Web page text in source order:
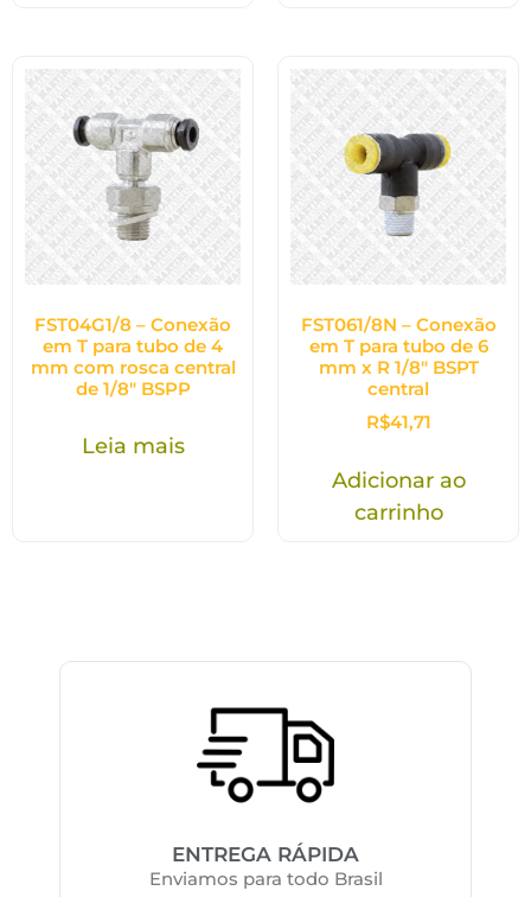
FST04G1/8 – Conexão
em T para tubo de 4
mm com rosca central
de 1/8″ BSPP
Leia mais
FST061/8N – Conexão
em T para tubo de 6
mm x R 1/8″ BSPT
central
R$41,71
Adicionar ao
carrinho
ENTREGA RÁPIDA
Enviamos para todo Brasil